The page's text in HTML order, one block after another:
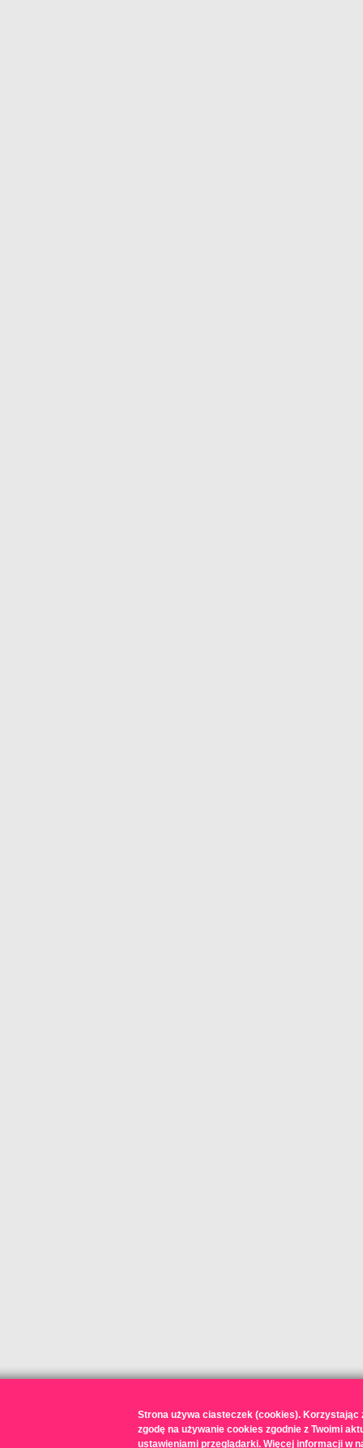
Strona używa ciasteczek (cookies). Korzystając
zgodę na używanie cookies zgodnie z Twoimi
ustawieniami przeglądarki. Więcej informacji w